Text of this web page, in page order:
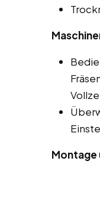
Montage